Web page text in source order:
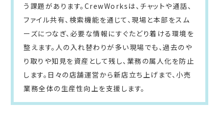
う課題があります。CrewWorksは、チャットや通話、
ファイル共有、検索機能を通じて、現場と本部をスム
ーズにつなぎ、必要な情報にすぐたどり着ける環境を
整えます。人の入れ替わりが多い現場でも、過去のや
り取りや知見を資産として残し、業務の属人化を防止
します。日々の店舗運営から新店立ち上げまで、小売
業務全体の生産性向上を支援します。